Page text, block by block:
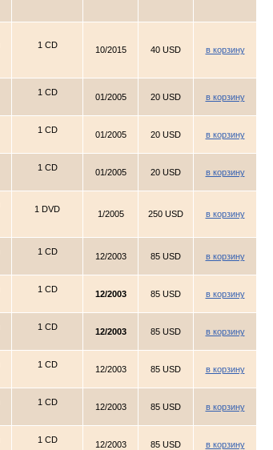
1 CD 10/2015 40 USD в корзину
1 CD 01/2005 20 USD в корзину
1 CD 01/2005 20 USD в корзину
1 CD 01/2005 20 USD в корзину
1 DVD 1/2005 250 USD в корзину
1 CD 12/2003 85 USD в корзину
1 CD 12/2003 85 USD в корзину
1 CD 12/2003 85 USD в корзину
1 CD 12/2003 85 USD в корзину
1 CD 12/2003 85 USD в корзину
1 CD 12/2003 85 USD в корзину